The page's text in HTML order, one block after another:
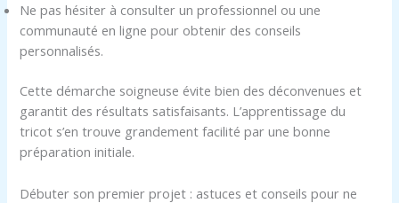
Ne pas hésiter à consulter un professionnel ou une
communauté en ligne pour obtenir des conseils
personnalisés.
Cette démarche soigneuse évite bien des déconvenues et
garantit des résultats satisfaisants. L’apprentissage du
tricot s’en trouve grandement facilité par une bonne
préparation initiale.
Débuter son premier projet : astuces et conseils pour ne